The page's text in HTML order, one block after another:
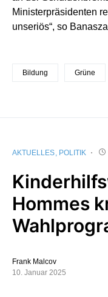
Ministerpräsidenten
unseriös“, so
Bildung Grüne
AKTUELLES POLITIK
Hommes
Frank Malcov
10. Januar 2025